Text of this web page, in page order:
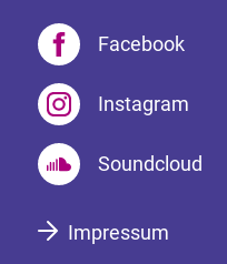
Facebook
Instagram
Soundcloud
Impressum